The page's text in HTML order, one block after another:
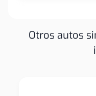
Otros autos